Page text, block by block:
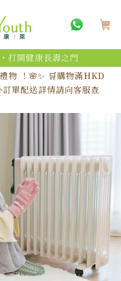
物
打開健康長壽之門
物 ！🌸✨ 🛒購物滿HKD
單配送詳情請向客服查